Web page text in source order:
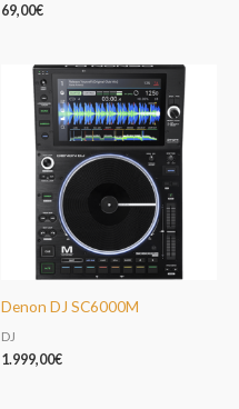
69,00€
Denon DJ SC6000M
DJ
1.999,00€